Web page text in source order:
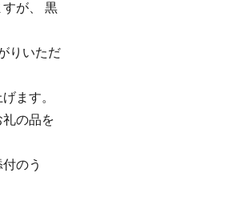
が、 黒
りいただ
ます。
の品を
のう